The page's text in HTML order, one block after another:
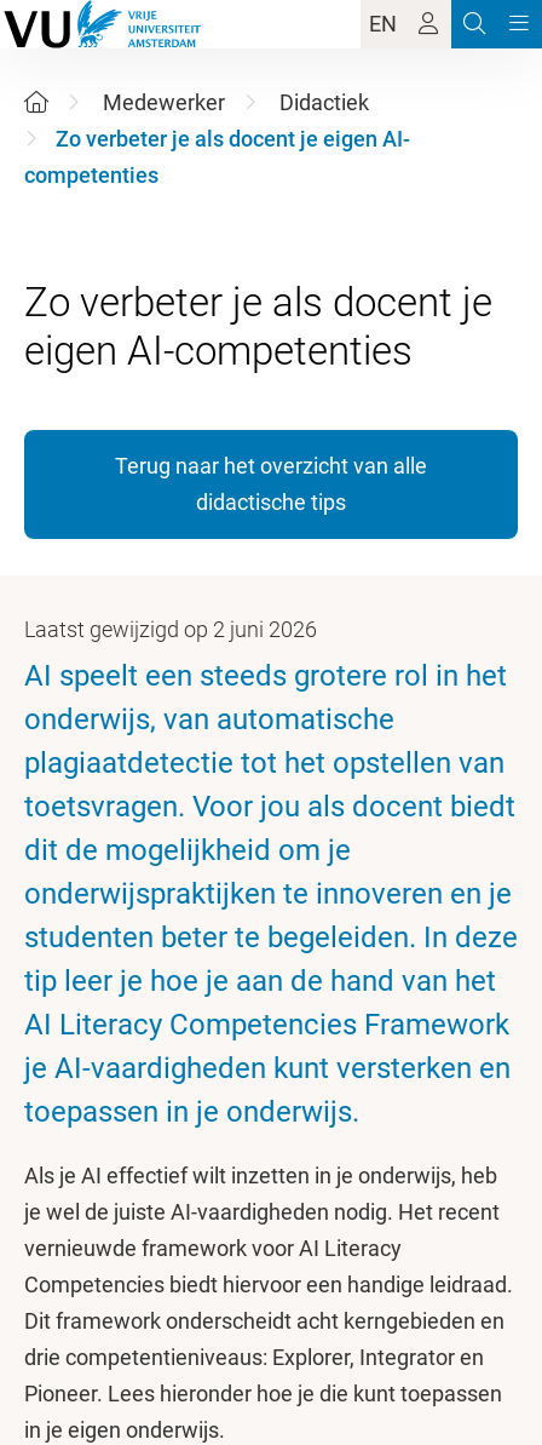
EN
Medewerker
Didactiek
Zo verbeter je als docent je eigen AI-
competenties
Zo verbeter je als docent je
Terug naar het overzicht van alle
didactische tips
Laatst gewijzigd op 2 juni 2026
AI speelt een steeds grotere rol in het
onderwijs, van automatische
plagiaatdetectie tot het opstellen van
toetsvragen. Voor jou als docent biedt
dit de mogelijkheid om je
onderwijspraktijken te innoveren en je
studenten beter te begeleiden. In deze
tip leer je hoe je aan de hand van het
AI Literacy Competencies Framework
je AI-vaardigheden kunt versterken en
toepassen in je onderwijs.
Als je AI effectief wilt inzetten in je onderwijs, heb
je wel de juiste AI-vaardigheden nodig. Het recent
vernieuwde framework voor AI Literacy
Competencies biedt hiervoor een handige leidraad.
Dit framework onderscheidt acht kerngebieden en
drie competentieniveaus: Explorer, Integrator en
Pioneer. Lees hieronder hoe je die kunt toepassen
in je eigen onderwijs.